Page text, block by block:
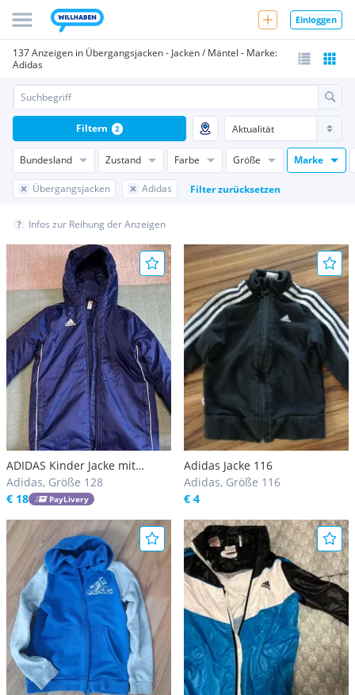
Einloggen
137 Anzeigen in Übergangsjacken - Jacken / Mäntel - Marke:
Adidas
Bundesland Zustand Farbe Größe Marke
Übergangsjacken Adidas Filter zurücksetzen
Filtern 2
Infos zur Reihung der Anzeigen
ADIDAS Kinder Jacke mit
Kapuze Gr. 128 Blau Buben,
Übergangsjacke, Winterjacke
Adidas, Größe 128
€ 18
PayLivery
Adidas Jacke 116
Adidas, Größe 116
€ 4